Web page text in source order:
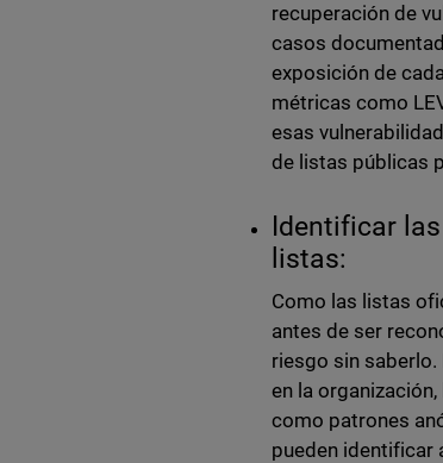
recuperación de
casos
exposición de
métricas como
esas
de listas públicas
Identificar
listas:
Como las listas
antes de ser
riesgo sin
en la
como patrones
pueden identificar